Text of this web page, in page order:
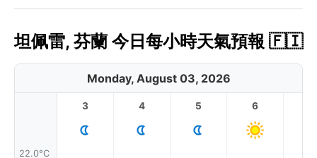
坦佩雷, 芬蘭 今日每小時天氣預報 🇫🇮
Monday, August 03, 2026
22.0°C
3 4 5 6